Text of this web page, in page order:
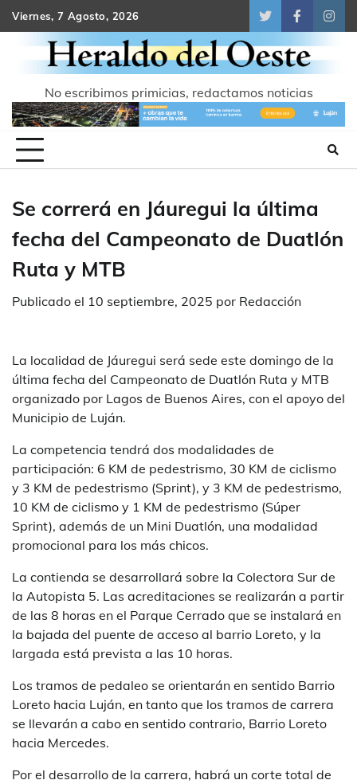
Skip
to
content
Viernes, 7 Agosto, 2026
TwitterFacebook
No escribimos primicias, redactamos noticias
Se correrá en Jáuregui la última
fecha del Campeonato de Duatlón
Ruta y MTB
Publicado el 10 septiembre, 2025 por Redacción
La localidad de Jáuregui será sede este domingo de la
última fecha del Campeonato de Duatlón Ruta y MTB
organizado por Lagos de Buenos Aires, con el apoyo del
Municipio de Luján.
La competencia tendrá dos modalidades de
participación: 6 KM de pedestrismo, 30 KM de ciclismo
y 3 KM de pedestrismo (Sprint), y 3 KM de pedestrismo,
10 KM de ciclismo y 1 KM de pedestrismo (Súper
Sprint), además de un Mini Duatlón, una modalidad
promocional para los más chicos.
La contienda se desarrollará sobre la Colectora Sur de
la Autopista 5. Las acreditaciones se realizarán a partir
de las 8 horas en el Parque Cerrado que se instalará en
la bajada del puente de acceso al barrio Loreto, y la
largada está prevista a las 10 horas.
Los tramos de pedaleo se orientarán en sentido Barrio
Loreto hacia Luján, en tanto que los tramos de carrera
se llevarán a cabo en sentido contrario, Barrio Loreto
hacia Mercedes.
Por el desarrollo de la carrera, habrá un corte total de